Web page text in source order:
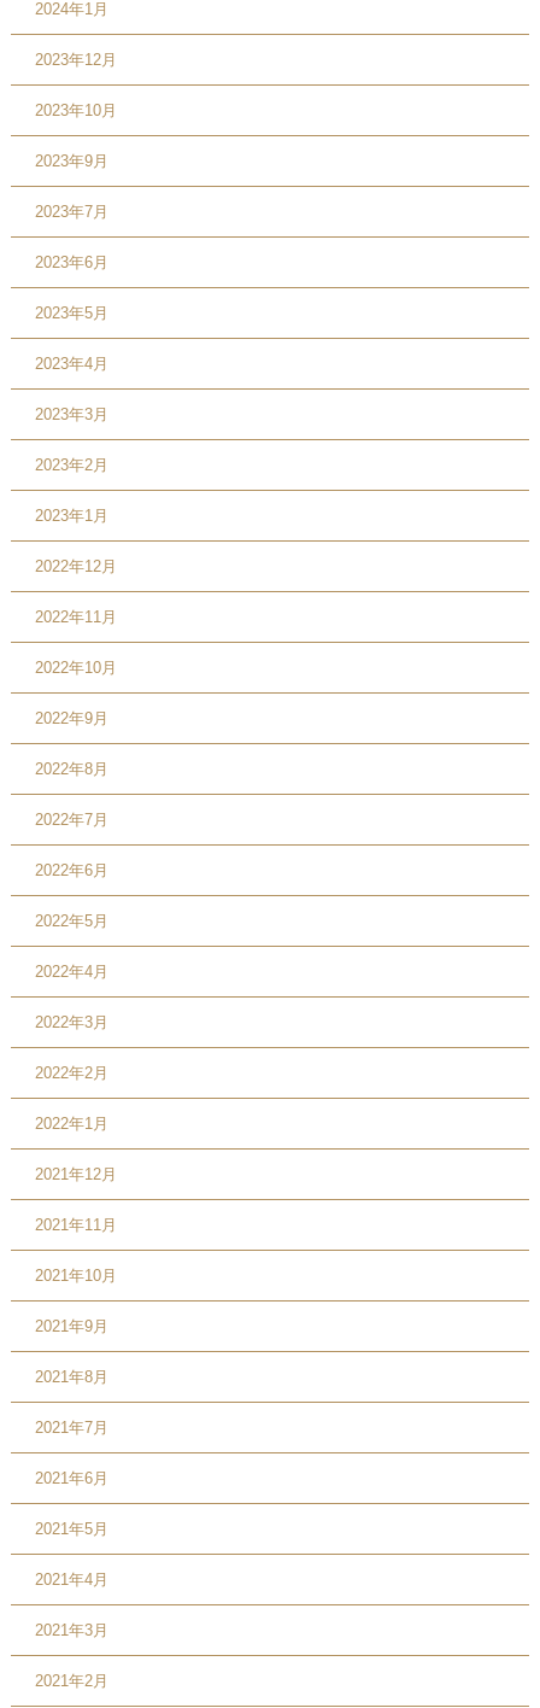
2024年1月
2023年12月
2023年10月
2023年9月
2023年7月
2023年6月
2023年5月
2023年4月
2023年3月
2023年2月
2023年1月
2022年12月
2022年11月
2022年10月
2022年9月
2022年8月
2022年7月
2022年6月
2022年5月
2022年4月
2022年3月
2022年2月
2022年1月
2021年12月
2021年11月
2021年10月
2021年9月
2021年8月
2021年7月
2021年6月
2021年5月
2021年4月
2021年3月
2021年2月